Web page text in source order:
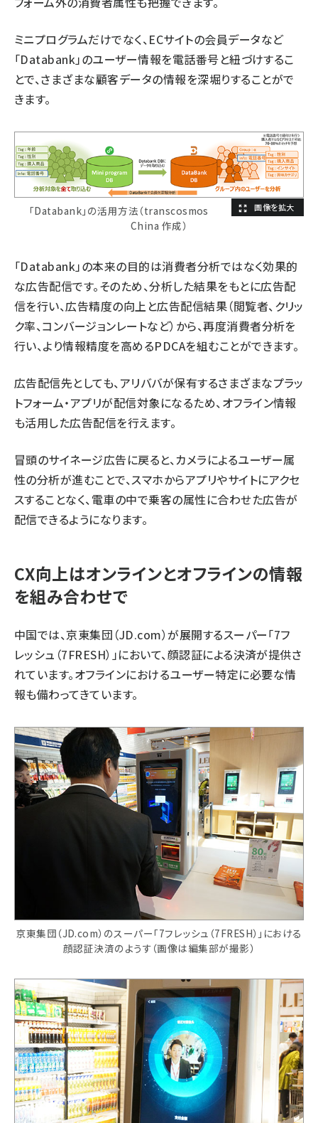
ミニプログラムだけでなく、ECサイトの会員データなど
「Databank」のユーザー情報を電話番号と紐づけするこ
とで、さまざまな顧客データの情報を深堀りすることがで
きます。
「Databank」の活用方法（transcosmos
China 作成）
「Databank」の本来の目的は消費者分析ではなく効果的
な広告配信です。そのため、分析した結果をもとに広告配
信を行い、広告精度の向上と広告配信結果（閲覧者、クリッ
ク率、コンバージョンレートなど）から、再度消費者分析を
行い、より情報精度を高めるPDCAを組むことができます。
広告配信先としても、アリババが保有するさまざまなプラッ
トフォーム・アプリが配信対象になるため、オフライン情報
も活用した広告配信を行えます。
冒頭のサイネージ広告に戻ると、カメラによるユーザー属
性の分析が進むことで、スマホからアプリやサイトにアクセ
スすることなく、電車の中で乗客の属性に合わせた広告が
配信できるようになります。
CX向上はオンラインとオフラインの情報
を組み合わせで
中国では、京東集団（JD.com）が展開するスーパー「7フ
レッシュ（7FRESH）」において、顔認証による決済が提供さ
れています。オフラインにおけるユーザー特定に必要な情
報も備わってきています。
京東集団（JD.com）のスーパー「7フレッシュ（7FRESH）」における
顔認証決済のようす（画像は編集部が撮影）